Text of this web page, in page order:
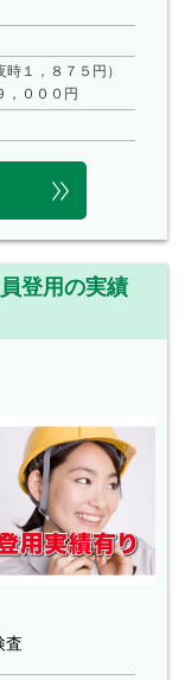
１，８７５円）
，０００円
登用の実績
査